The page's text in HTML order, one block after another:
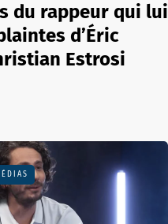
du rappeur qui lui
d’Éric
Estrosi